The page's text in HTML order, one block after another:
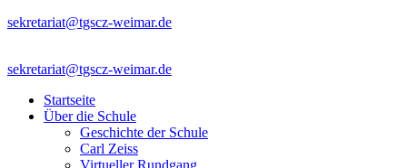
sekretariat@tgscz-weimar.de
sekretariat@tgscz-weimar.de
Startseite
Über die Schule
Geschichte der Schule
Carl Zeiss
Virtueller Rundgang